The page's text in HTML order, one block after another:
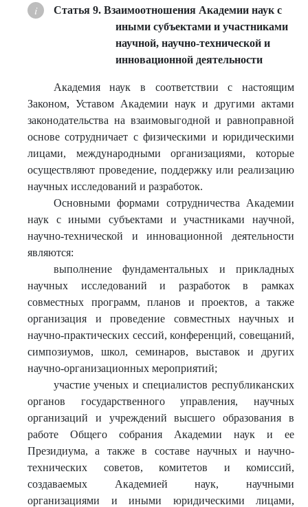
Статья 9. Взаимоотношения Академии наук с
иными субъектами и участниками
научной, научно-технической и
инновационной деятельности
Академия наук в соответствии с настоящим
Законом, Уставом Академии наук и другими актами
законодательства на взаимовыгодной и равноправной
основе сотрудничает с физическими и юридическими
лицами, международными организациями, которые
осуществляют проведение, поддержку или реализацию
научных исследований и разработок.
Основными формами сотрудничества Академии
наук с иными субъектами и участниками научной,
научно-технической и инновационной деятельности
являются:
выполнение фундаментальных и прикладных
научных исследований и разработок в рамках
совместных программ, планов и проектов, а также
организация и проведение совместных научных и
научно-практических сессий, конференций, совещаний,
симпозиумов, школ, семинаров, выставок и других
научно-организационных мероприятий;
участие ученых и специалистов республиканских
органов государственного управления, научных
организаций и учреждений высшего образования в
работе Общего собрания Академии наук и ее
Президиума, а также в составе научных и научно-
технических советов, комитетов и комиссий,
создаваемых Академией наук, научными
организациями и иными юридическими лицами,